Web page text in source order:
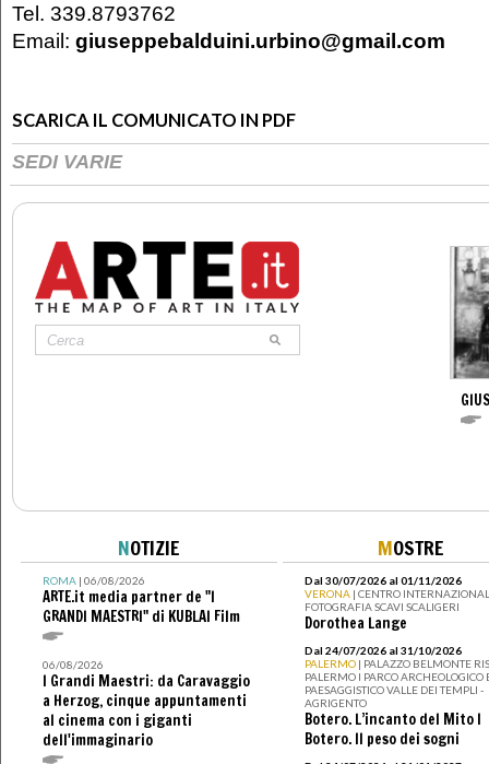
Tel. 339.8793762
Email: giuseppebalduini.urbino@gmail.com
SCARICA IL COMUNICATO IN PDF
SEDI VARIE
NOTIZIE
ROMA| 06/08/2026
ARTE.it media partner de "I
GRANDI MAESTRI" di KUBLAI Film
06/08/2026
I Grandi Maestri: da Caravaggio
a Herzog, cinque appuntamenti
al cinema con i giganti
dell'immaginario
MOSTRE
Dal 30/07/2026 al 01/11/2026
VERONA | CENTRO
FOTOGRAFIA SCAVI SCALIGERI
Dorothea Lange
Dal 24/07/2026 al 31/10/2026
PALERMO | PALAZZO BELMONTE
PALERMO I PARCO ARCHEOLOGICO
PAESAGGISTICO VALLE DEI TEMPLI -
AGRIGENTO
Botero. L’incanto del Mito I
Botero. Il peso dei sogni